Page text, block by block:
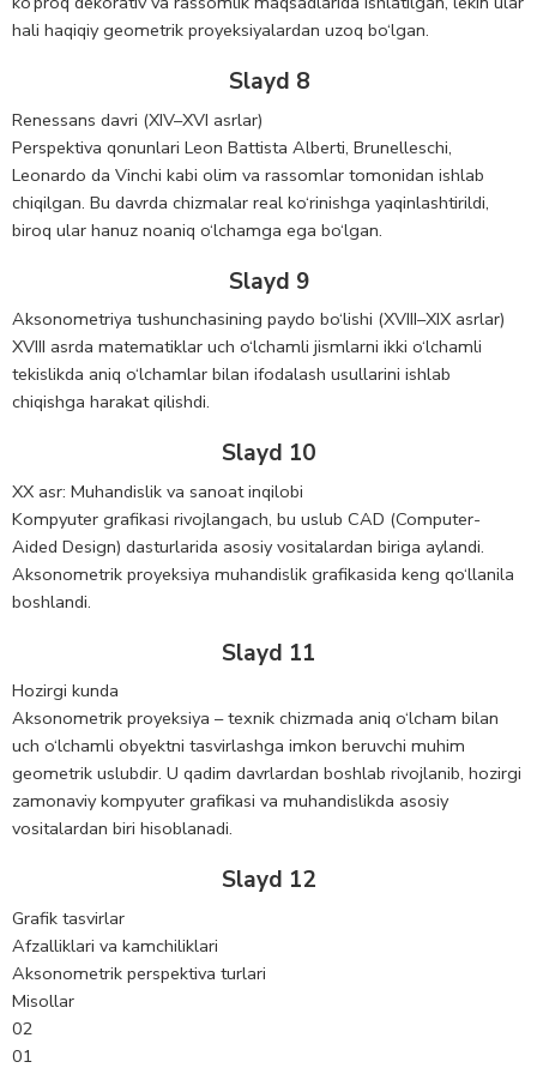
hali haqiqiy geometrik proyeksiyalardan uzoq bo‘lgan.
Slayd 8
Renessans davri (XIV–XVI asrlar)
Perspektiva qonunlari Leon Battista Alberti, Brunelleschi,
Leonardo da Vinchi kabi olim va rassomlar tomonidan ishlab
chiqilgan. Bu davrda chizmalar real ko‘rinishga yaqinlashtirildi,
biroq ular hanuz noaniq o‘lchamga ega bo‘lgan.
Slayd 9
Aksonometriya tushunchasining paydo bo‘lishi (XVIII–XIX asrlar)
XVIII asrda matematiklar uch o‘lchamli jismlarni ikki o‘lchamli
tekislikda aniq o‘lchamlar bilan ifodalash usullarini ishlab
chiqishga harakat qilishdi.
Slayd 10
XX asr: Muhandislik va sanoat inqilobi
Kompyuter grafikasi rivojlangach, bu uslub CAD (Computer-
Aided Design) dasturlarida asosiy vositalardan biriga aylandi.
Aksonometrik proyeksiya muhandislik grafikasida keng qo‘llanila
boshlandi.
Slayd 11
Hozirgi kunda
Aksonometrik proyeksiya – texnik chizmada aniq o‘lcham bilan
uch o‘lchamli obyektni tasvirlashga imkon beruvchi muhim
geometrik uslubdir. U qadim davrlardan boshlab rivojlanib, hozirgi
zamonaviy kompyuter grafikasi va muhandislikda asosiy
vositalardan biri hisoblanadi.
Slayd 12
Grafik tasvirlar
Afzalliklari va kamchiliklari
Aksonometrik perspektiva turlari
Misollar
02
01